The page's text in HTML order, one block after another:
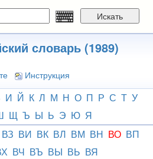
Искать
словарь (1989)
Инструкция
И Й К Л М Н О П Р С Т У
Щ Ъ Ы Ь Э Ю Я
ВЗ ВИ ВК ВЛ ВМ ВН ВО ВП
ВЧ ВЪ ВЫ ВЬ ВЯ